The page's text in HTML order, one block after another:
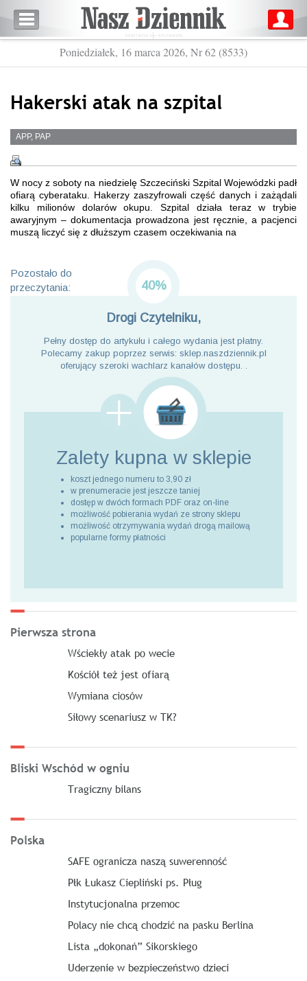
Poniedziałek, 16 marca 2026, Nr 62 (8533)
Hakerski atak na szpital
APP, PAP
W nocy z soboty na niedzielę Szczeciński Szpital Wojewódzki padł
ofiarą cyberataku. Hakerzy zaszyfrowali część danych i zażądali
kilku milionów dolarów okupu. Szpital działa teraz w trybie
awaryjnym – dokumentacja prowadzona jest ręcznie, a pacjenci
muszą liczyć się z dłuższym czasem oczekiwania na
Pozostało do
przeczytania:
40%
Drogi Czytelniku,
Pełny dostęp do artykułu i całego wydania jest płatny.
Polecamy zakup poprzez serwis: sklep.naszdziennik.pl
oferujący szeroki wachlarz kanałów dostępu. .
Zalety kupna w sklepie
koszt jednego numeru to 3,90 zł
w prenumeracie jest jeszcze taniej
dostęp w dwóch formach PDF oraz on-line
możliwość pobierania wydań ze strony sklepu
możliwość otrzymywania wydań drogą mailową
popularne formy płatności
Pierwsza strona
Wściekły atak po wecie
Kościół też jest ofiarą
Wymiana ciosów
Siłowy scenariusz w TK?
Bliski Wschód w ogniu
Tragiczny bilans
Polska
SAFE ogranicza naszą suwerenność
Płk Łukasz Ciepliński ps. Pług
Instytucjonalna przemoc
Polacy nie chcą chodzić na pasku Berlina
Lista „dokonań” Sikorskiego
Uderzenie w bezpieczeństwo dzieci